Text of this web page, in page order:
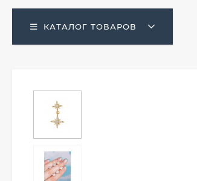
КАТАЛОГ ТОВАРОВ